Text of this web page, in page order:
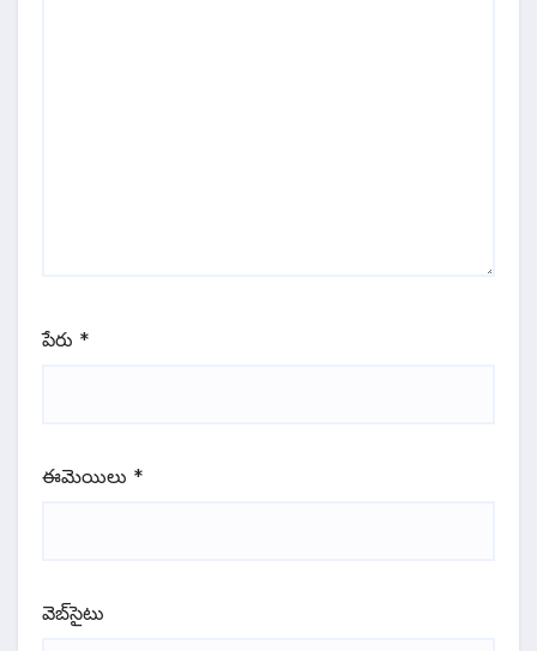
పేరు *
ఈమెయిలు *
వెబ్‌సైటు